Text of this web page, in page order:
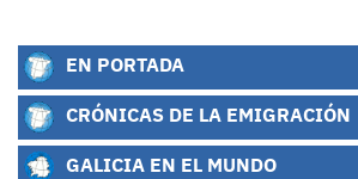
EN PORTADA
CRÓNICAS DE LA EMIGRACIÓN
GALICIA EN EL MUNDO